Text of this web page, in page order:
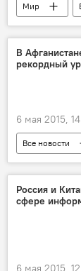
Мир
Владимир
сотрудничество
Таджикистан
В
рекордный
6 мая 2015,
Все новости
наркотики
Центральная
Россия и
сфере
6 мая 2015,